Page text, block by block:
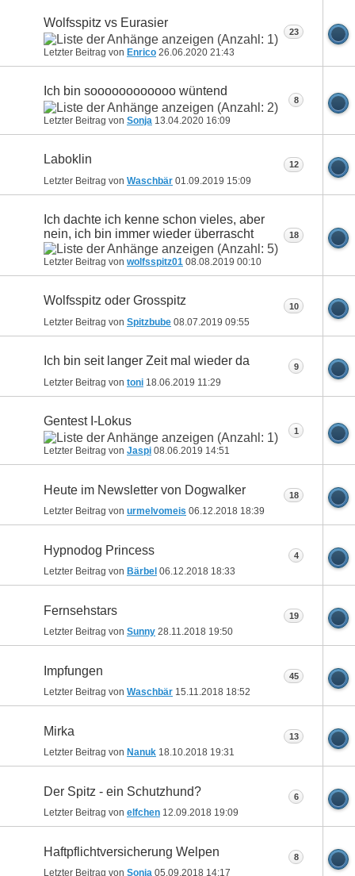
Wolfsspitz vs Eurasier
Letzter Beitrag von Enrico 26.06.2020 21:43
23
Ich bin soooooooooooo wüntend
Letzter Beitrag von Sonja 13.04.2020 16:09
8
Laboklin
Letzter Beitrag von Waschbär 01.09.2019 15:09
12
Ich dachte ich kenne schon vieles, aber
nein, ich bin immer wieder überrascht
Letzter Beitrag von wolfsspitz01 08.08.2019 00:10
18
Wolfsspitz oder Grosspitz
Letzter Beitrag von Spitzbube 08.07.2019 09:55
10
Ich bin seit langer Zeit mal wieder da
Letzter Beitrag von toni 18.06.2019 11:29
9
Gentest I-Lokus
Letzter Beitrag von Jaspi 08.06.2019 14:51
1
Heute im Newsletter von Dogwalker
Letzter Beitrag von urmelvomeis 06.12.2018 18:39
18
Hypnodog Princess
Letzter Beitrag von Bärbel 06.12.2018 18:33
4
Fernsehstars
Letzter Beitrag von Sunny 28.11.2018 19:50
19
Impfungen
Letzter Beitrag von Waschbär 15.11.2018 18:52
45
Mirka
Letzter Beitrag von Nanuk 18.10.2018 19:31
13
Der Spitz - ein Schutzhund?
Letzter Beitrag von elfchen 12.09.2018 19:09
6
Haftpflichtversicherung Welpen
Letzter Beitrag von Sonja 05.09.2018 14:17
8